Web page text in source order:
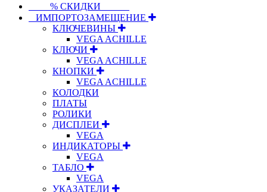
⠀⠀⠀% СКИДКИ⠀⠀⠀⠀
⠀ИМПОРТОЗАМЕЩЕНИЕ
КЛЮЧЕВИНЫ
VEGA ACHILLE
КЛЮЧИ
VEGA ACHILLE
КНОПКИ
VEGA ACHILLE
КОЛОДКИ
ПЛАТЫ
РОЛИКИ
ДИСПЛЕИ
VEGA
ИНДИКАТОРЫ
VEGA
ТАБЛО
VEGA
УКАЗАТЕЛИ